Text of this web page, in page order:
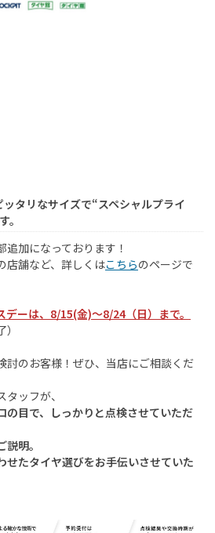
タリなサイズで“スペシャルプライ
。
加になっております！
店舗など、詳しくはこちらのページで
ーは、8/15(金)～8/24（日）まで。
討のお客様！ぜひ、当店にご相談くだ
ッフが、
の目で、しっかりと点検させていただ
明。
せたタイヤ選びをお手伝いさせていた